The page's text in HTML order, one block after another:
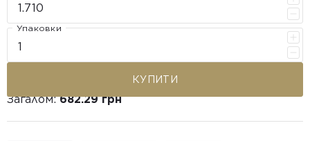
Упаковки
КУПИТИ
Загалом:682.29 грн